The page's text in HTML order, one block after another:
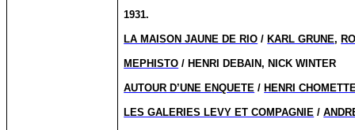
1931.
LA MAISON JAUNE DE RIO / KARL GRUNE,
MEPHISTO / HENRI DEBAIN, NICK WINTER
AUTOUR D’UNE ENQUETE / HENRI
LES GALERIES LEVY ET COMPAGNIE /